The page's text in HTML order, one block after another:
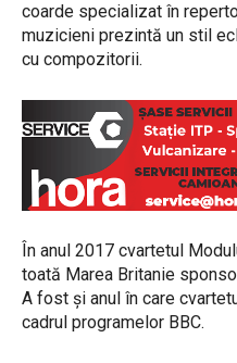
coarde specializat în
muzicieni prezintă un stil
cu compozitorii.
În anul 2017 cvartetul
toată Marea Britanie
A fost şi anul în care
cadrul programelor BBC.